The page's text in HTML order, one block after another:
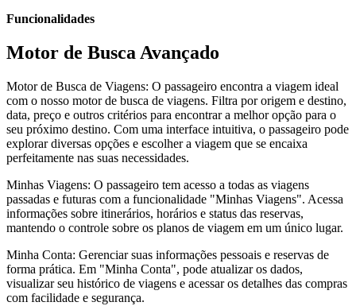
Funcionalidades
Motor de Busca Avançado
Motor de Busca de Viagens: O passageiro encontra a viagem ideal
com o nosso motor de busca de viagens. Filtra por origem e destino,
data, preço e outros critérios para encontrar a melhor opção para o
seu próximo destino. Com uma interface intuitiva, o passageiro pode
explorar diversas opções e escolher a viagem que se encaixa
perfeitamente nas suas necessidades.
Minhas Viagens: O passageiro tem acesso a todas as viagens
passadas e futuras com a funcionalidade "Minhas Viagens". Acessa
informações sobre itinerários, horários e status das reservas,
mantendo o controle sobre os planos de viagem em um único lugar.
Minha Conta: Gerenciar suas informações pessoais e reservas de
forma prática. Em "Minha Conta", pode atualizar os dados,
visualizar seu histórico de viagens e acessar os detalhes das compras
com facilidade e segurança.